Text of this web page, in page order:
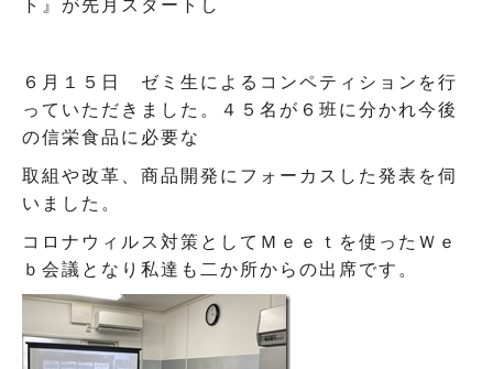
ト』が先月スタートし
６月１５日 ゼミ生によるコンペティションを行
っていただきました。４５名が６班に分かれ今後
の信栄食品に必要な
取組や改革、商品開発にフォーカスした発表を伺
いました。
コロナウィルス対策としてＭｅｅｔを使ったＷｅ
ｂ会議となり私達も二か所からの出席です。